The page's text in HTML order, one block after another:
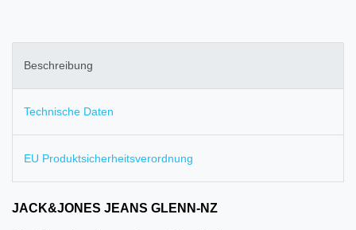
Beschreibung
Technische Daten
EU Produktsicherheitsverordnung
JACK&JONES JEANS GLENN-NZ